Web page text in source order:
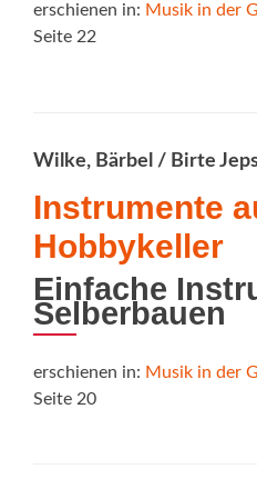
erschienen in: Musik in der
Seite 22
Wilke, Bärbel / Birte
Instrumente
Hobbykeller
Einfache
Selberbauen
erschienen in: Musik in der
Seite 20